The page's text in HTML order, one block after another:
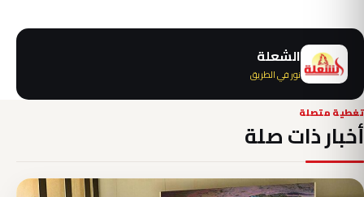
الشعلة
نور في الطريق
تغطية متصلة
أخبار ذات صلة